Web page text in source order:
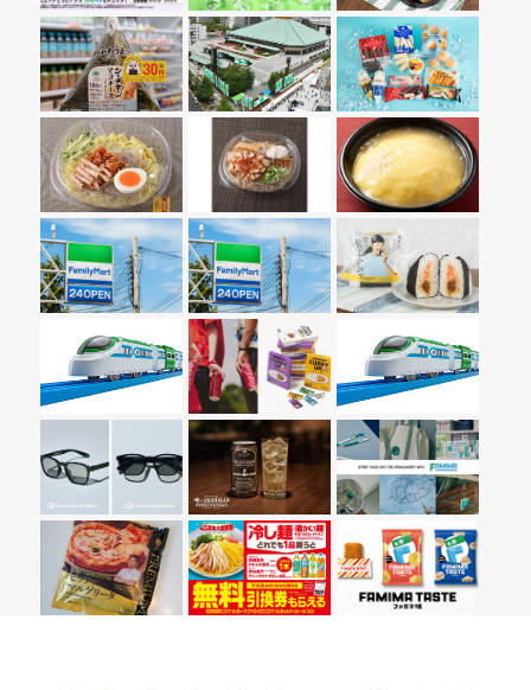
ダノン Supporter ロフト 弁護士相談
SIM販売 TEAM家事・育児 メンズウェルネス
ヤマハ MOVE ON by オリックスグループ
女子中高生向けオフィスツアー 清水建設
くらしのお困りガイド Related 買取
医療脱毛 メンズ脱毛 退職代行
LOCALキャリアセンター 不動産査定
不動産投資 太陽光発電
水まわりのレスキューガイド 資格 英会話
ヨガ・ピラティス 音楽教室
エアコンクリーニング ハウスクリーニング
電話占い ナイトブラ 着圧レギンス 宅配弁当
ドッグフード ウォーターサーバー フォト
店舗＆集客